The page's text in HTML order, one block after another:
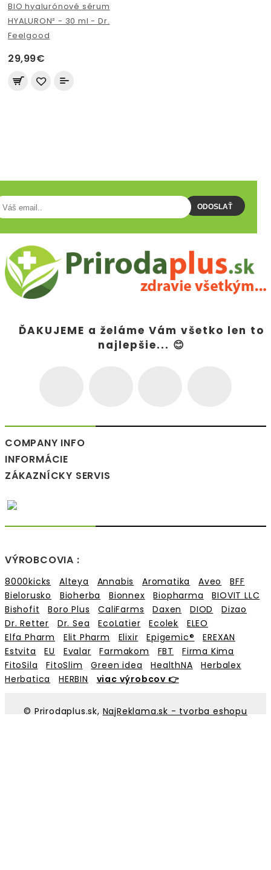
BIO hyalurónové sérum
HYALURON² - 30 ml - Dr.
Feelgood
29,99€
ODOSLAŤ
ĎAKUJEME a želáme Vám všetko len to
najlepšie... 😊
COMPANY INFO
INFORMÁCIE
ZÁKAZNÍCKY SERVIS
VÝROBCOVIA :
8000kicks Alteya Annabis Aromatika Aveo
BFF
Bielorusko
Bioherba Bionnex Biopharma
BIOVIT LLC
Bishofit
Boro Plus CaliFarms Daxen DIOD
Dizao
Dr. Retter
Dr. Sea EcoLatier Ecolek
ELEO
Elfa Pharm
Elit Pharm Elixir Epigemic®
EREXAN
Estvita
EU Evalar Farmakom FBT
Firma Kima
FitoSila
FitoSlim Green idea HealthNA
Herbalex
Herbatica
HERBIN viac výrobcov 👉
© Prirodaplus.sk, NajReklama.sk - tvorba eshopu